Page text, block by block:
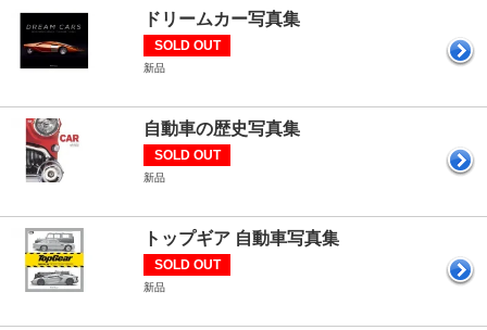
ドリームカー写真集
SOLD OUT
新品
自動車の歴史写真集
SOLD OUT
新品
トップギア 自動車写真集
SOLD OUT
新品